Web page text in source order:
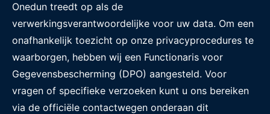
Onedun treedt op als de
verwerkingsverantwoordelijke voor uw data. Om een
onafhankelijk toezicht op onze privacyprocedures te
waarborgen, hebben wij een Functionaris voor
Gegevensbescherming (DPO) aangesteld. Voor
vragen of specifieke verzoeken kunt u ons bereiken
via de officiële contactwegen onderaan dit